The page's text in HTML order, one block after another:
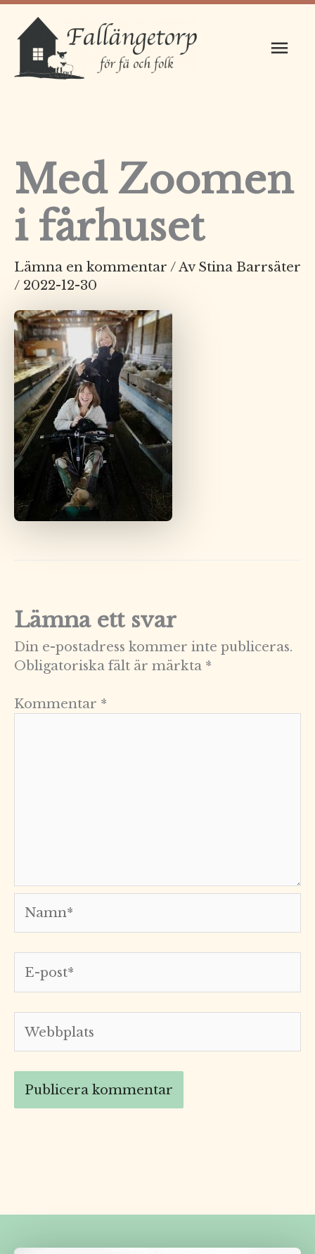
Hoppa
innehåll
Med Zoomen
i fårhuset
Lämna en kommentar / Av Stina Barrsäter
/ 2022-12-30
Lämna ett svar
Din e-postadress kommer inte publiceras.
Obligatoriska fält är märkta *
Kommentar *
post*